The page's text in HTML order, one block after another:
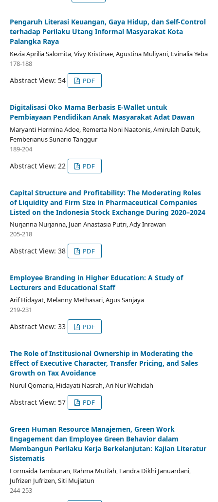
Pengaruh Literasi Keuangan, Gaya Hidup, dan Self-Control
terhadap Perilaku Utang Informal Masyarakat Kota
Palangka Raya
Kezia Aprilia Salomita, Vivy Kristinae, Agustina Muliyani, Evinalia Yeba
178-188
Abstract View: 54 PDF
Digitalisasi Oko Mama Berbasis E-Wallet untuk
Pembiayaan Pendidikan Anak Masyarakat Adat Dawan
Maryanti Hermina Adoe, Remerta Noni Naatonis, Amirulah Datuk,
Femberianus Sunario Tanggur
189-204
Abstract View: 22 PDF
Capital Structure and Profitability: The Moderating Roles
of Liquidity and Firm Size in Pharmaceutical Companies
Listed on the Indonesia Stock Exchange During 2020–2024
Nurjanna Nurjanna, Juan Anastasia Putri, Ady Inrawan
205-218
Abstract View: 38 PDF
Employee Branding in Higher Education: A Study of
Lecturers and Educational Staff
Arif Hidayat, Melanny Methasari, Agus Sanjaya
219-231
Abstract View: 33 PDF
The Role of Institusional Ownership in Moderating the
Effect of Executive Character, Transfer Pricing, and Sales
Growth on Tax Avoidance
Nurul Qomaria, Hidayati Nasrah, Ari Nur Wahidah
Abstract View: 57 PDF
Green Human Resource Manajemen, Green Work
Engagement dan Employee Green Behavior dalam
Membangun Perilaku Kerja Berkelanjutan: Kajian Literatur
Sistematis
Formaida Tambunan, Rahma Muti’ah, Fandra Dikhi Januardani,
Jufrizen Jufrizen, Siti Mujiatun
244-253